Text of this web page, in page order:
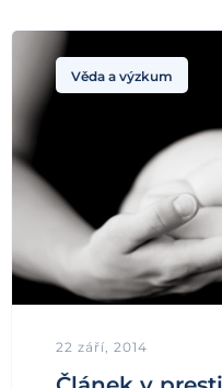
Věda a výzkum
22 září, 2014